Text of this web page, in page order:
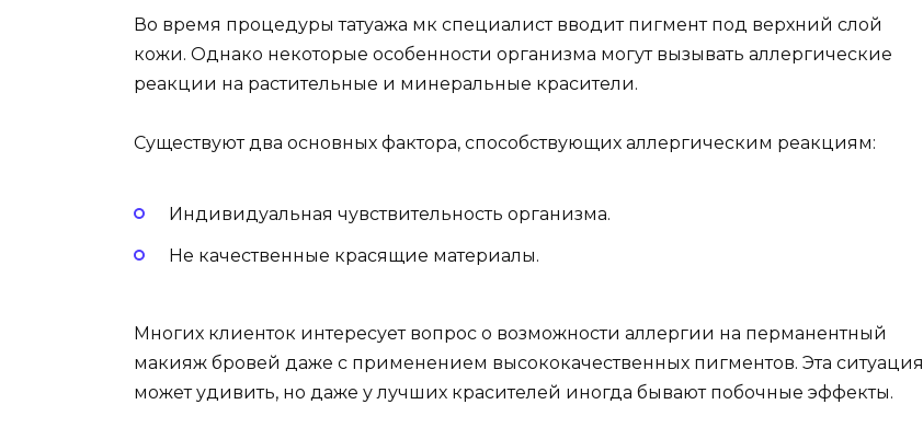
Во время процедуры татуажа мк специалист вводит пигмент под верхний слой
кожи. Однако некоторые особенности организма могут вызывать аллергические
реакции на растительные и минеральные красители.
Существуют два основных фактора, способствующих аллергическим реакциям:
Индивидуальная чувствительность организма.
Не качественные красящие материалы.
Многих клиенток интересует вопрос о возможности аллергии на перманентный
макияж бровей даже с применением высококачественных пигментов. Эта ситуация
может удивить, но даже у лучших красителей иногда бывают побочные эффекты.